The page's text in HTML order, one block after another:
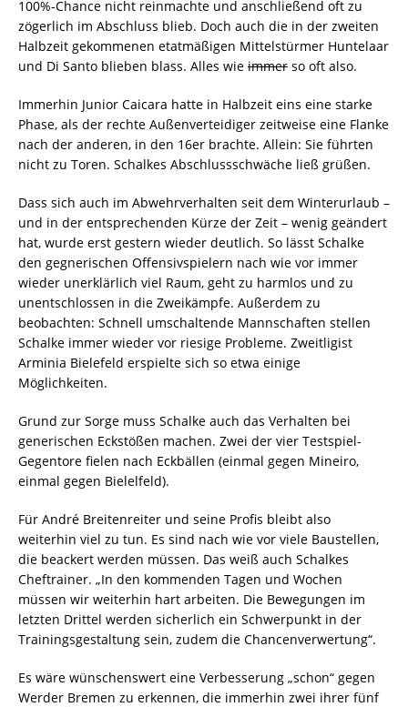
100%-Chance nicht reinmachte und anschließend oft zu
zögerlich im Abschluss blieb. Doch auch die in der zweiten
Halbzeit gekommenen etatmäßigen Mittelstürmer Huntelaar
und Di Santo blieben blass. Alles wie immer so oft also.
Immerhin Junior Caicara hatte in Halbzeit eins eine starke
Phase, als der rechte Außenverteidiger zeitweise eine Flanke
nach der anderen, in den 16er brachte. Allein: Sie führten
nicht zu Toren. Schalkes Abschlussschwäche ließ grüßen.
Dass sich auch im Abwehrverhalten seit dem Winterurlaub –
und in der entsprechenden Kürze der Zeit – wenig geändert
hat, wurde erst gestern wieder deutlich. So lässt Schalke
den gegnerischen Offensivspielern nach wie vor immer
wieder unerklärlich viel Raum, geht zu harmlos und zu
unentschlossen in die Zweikämpfe. Außerdem zu
beobachten: Schnell umschaltende Mannschaften stellen
Schalke immer wieder vor riesige Probleme. Zweitligist
Arminia Bielefeld erspielte sich so etwa einige
Möglichkeiten.
Grund zur Sorge muss Schalke auch das Verhalten bei
generischen Eckstößen machen. Zwei der vier Testspiel-
Gegentore fielen nach Eckbällen (einmal gegen Mineiro,
einmal gegen Bielelfeld).
Für André Breitenreiter und seine Profis bleibt also
weiterhin viel zu tun. Es sind nach wie vor viele Baustellen,
die beackert werden müssen. Das weiß auch Schalkes
Cheftrainer. „In den kommenden Tagen und Wochen
müssen wir weiterhin hart arbeiten. Die Bewegungen im
letzten Drittel werden sicherlich ein Schwerpunkt in der
Trainingsgestaltung sein, zudem die Chancenverwertung“.
Es wäre wünschenswert eine Verbesserung „schon“ gegen
Werder Bremen zu erkennen, die immerhin zwei ihrer fünf